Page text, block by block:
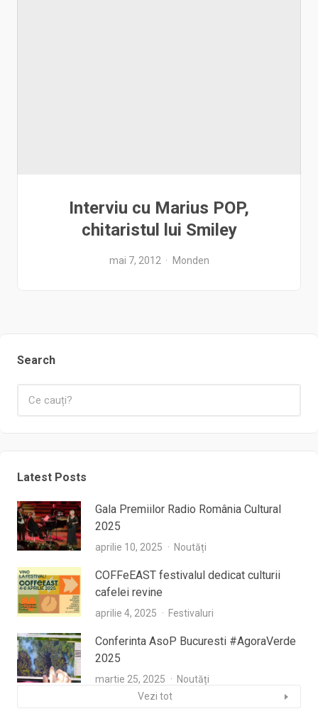
Interviu cu Marius POP,
chitaristul lui Smiley
mai 7, 2012 Monden
Search
Latest Posts
Gala Premiilor Radio România Cultural
2025
aprilie 10, 2025 Noutăți
COFFeEAST festivalul dedicat culturii
cafelei revine
aprilie 4, 2025 Festivaluri
Conferinta AsoP Bucuresti #AgoraVerde
2025
martie 25, 2025
Noutăți
Vezi tot